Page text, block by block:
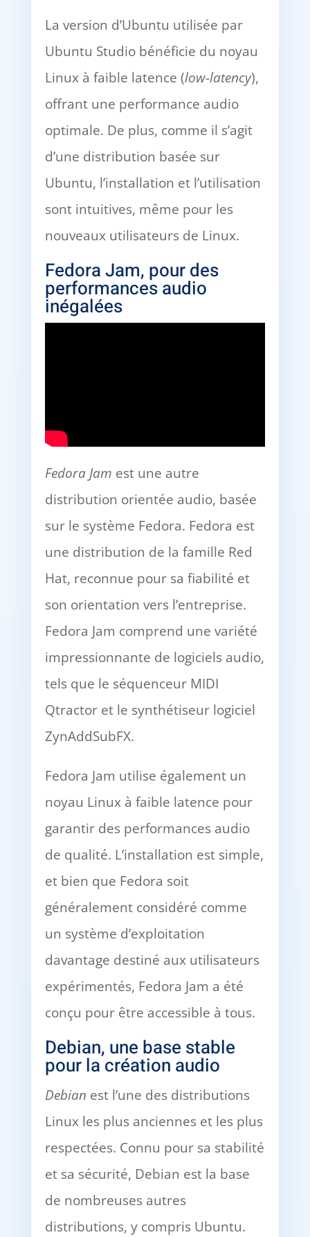
La version d’Ubuntu utilisée par
Ubuntu Studio bénéficie du noyau
Linux à faible latence (low-latency),
offrant une performance audio
optimale. De plus, comme il s’agit
d’une distribution basée sur
Ubuntu, l’installation et l’utilisation
sont intuitives, même pour les
nouveaux utilisateurs de Linux.
Fedora Jam, pour des
performances audio
inégalées
Fedora Jam est une autre
distribution orientée audio, basée
sur le système Fedora. Fedora est
une distribution de la famille Red
Hat, reconnue pour sa fiabilité et
son orientation vers l’entreprise.
Fedora Jam comprend une variété
impressionnante de logiciels audio,
tels que le séquenceur MIDI
Qtractor et le synthétiseur logiciel
ZynAddSubFX.
Fedora Jam utilise également un
noyau Linux à faible latence pour
garantir des performances audio
de qualité. L’installation est simple,
et bien que Fedora soit
généralement considéré comme
un système d’exploitation
davantage destiné aux utilisateurs
expérimentés, Fedora Jam a été
conçu pour être accessible à tous.
Debian, une base stable
pour la création audio
Debian est l’une des distributions
Linux les plus anciennes et les plus
respectées. Connu pour sa stabilité
et sa sécurité, Debian est la base
de nombreuses autres
distributions, y compris Ubuntu.